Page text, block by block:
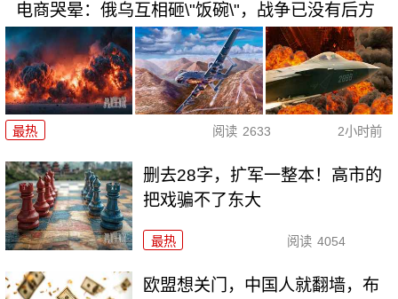
电商哭晕：俄乌互相砸\"饭碗\"，战争已没有后方
最热 阅读 2633 2小时前
删去28字，扩军一整本！高市的
把戏骗不了东大
最热 阅读 4054
欧盟想关门，中国人就翻墙，布